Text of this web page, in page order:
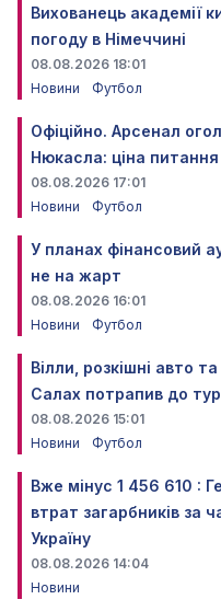
Вихованець академії
погоду в Німеччині
08.08.2026 18:01
Новини
Футбол
Офіційно. Арсенал
Нюкасла: ціна
08.08.2026 17:01
Новини
Футбол
У планах фінансовий
не на жарт
08.08.2026 16:01
Новини
Футбол
Вілли, розкішні авто
Салах потрапив до
08.08.2026 15:01
Новини
Футбол
Вже мінус 1 456 610 :
втрат загарбників за
Україну
08.08.2026 14:04
Новини